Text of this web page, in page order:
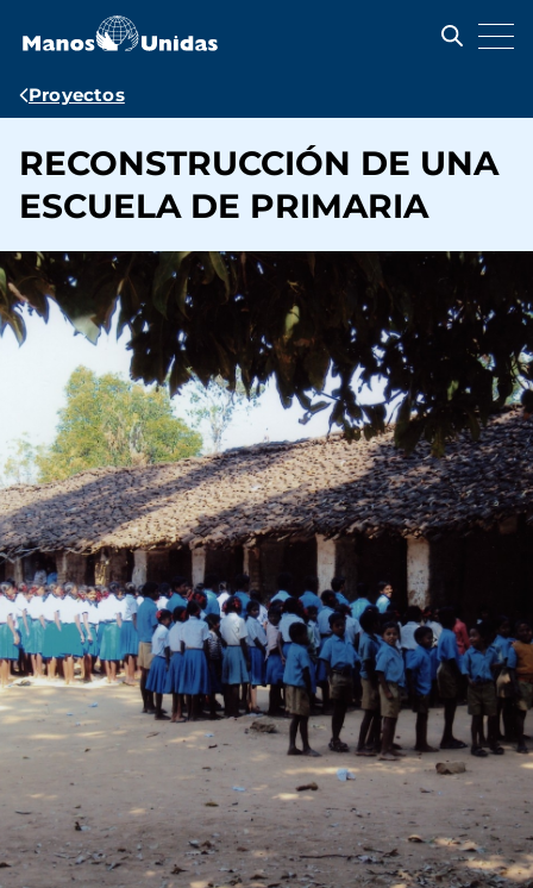
contenido
Ruta
navegación
Proyectos
RECONSTRUCCIÓN DE UNA
ESCUELA DE PRIMARIA